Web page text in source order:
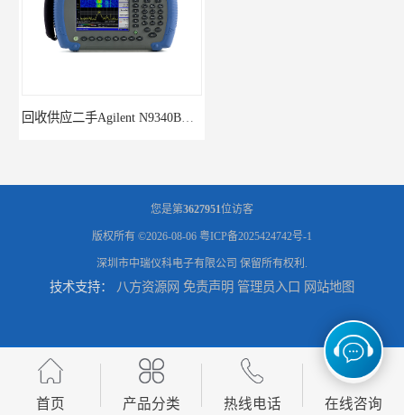
回收供应二手Agilent N9340B手持式系列频谱分析仪
供应二手Agilent N9020A 系列皮肤偏向于 回收供应二手Agilent N9000A PSA系列频谱分析仪
您是第3627951位访客
版权所有 ©2026-08-06 粤ICP备2025424742号-1
深圳市中瑞仪科电子有限公司 保留所有权利.
技术支持： 八方资源网 免责声明 管理员入口 网站地图
首页 产品分类 热线电话 在线咨询